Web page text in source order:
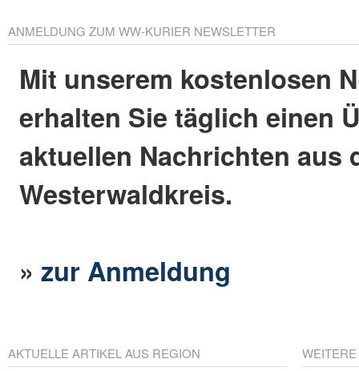
ANMELDUNG ZUM WW-KURIER NEWSLETTER
Mit unserem kostenlosen
erhalten Sie täglich einen
aktuellen Nachrichten aus
Westerwaldkreis.
»zur Anmeldung
AKTUELLE ARTIKEL AUS REGION